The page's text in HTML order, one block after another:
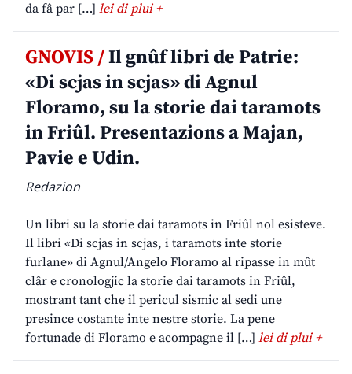
da fâ par […] lei di plui +
GNOVIS /Il gnûf libri de Patrie:
«Di scjas in scjas» di Agnul
Floramo, su la storie dai taramots
in Friûl. Presentazions a Majan,
Pavie e Udin.
Redazion
Un libri su la storie dai taramots in Friûl nol esisteve.
Il libri «Di scjas in scjas, i taramots inte storie
furlane» di Agnul/Angelo Floramo al ripasse in mût
clâr e cronologjic la storie dai taramots in Friûl,
mostrant tant che il pericul sismic al sedi une
presince costante inte nestre storie. La pene
fortunade di Floramo e acompagne il […] lei di plui +